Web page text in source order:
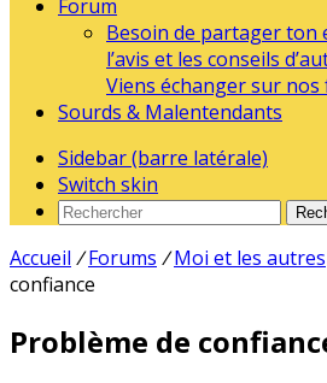
Forum
Besoin de partager ton
l’avis et les conseils
Viens échanger sur
Sourds & Malentendants
Sidebar (barre latérale)
Switch skin
Accueil / Forums / Moi et les autres
confiance
Problème de